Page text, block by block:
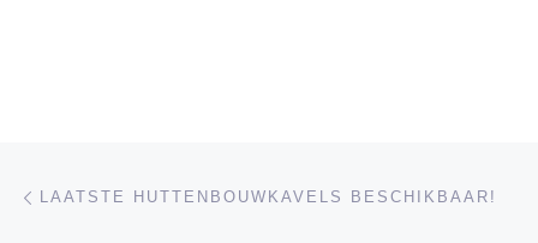
Bericht navigatie
LAATSTE HUTTENBOUWKAVELS BESCHIKBAAR!